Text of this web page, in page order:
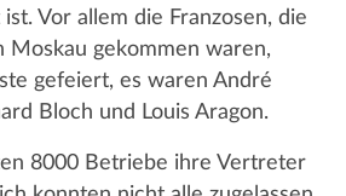
Vor allem die Franzosen, die
Moskau gekommen waren,
gefeiert, es waren André
Bloch und Louis Aragon.
8000 Betriebe ihre Vertreter